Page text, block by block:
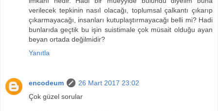
verilecek tepkinin nasıl olacağı, toplumsal çalkantı çıkarıp
çıkarmayacağı, insanları kutuplaştırmayacağı belli mi? Hadi
bunlarıda geçtik bu işin suistimale çok müsait olduğu ayan
beyan ortada değilmidir?
Yanıtla
encodeum
26 Mart 2017 23:02
Çok güzel sorular